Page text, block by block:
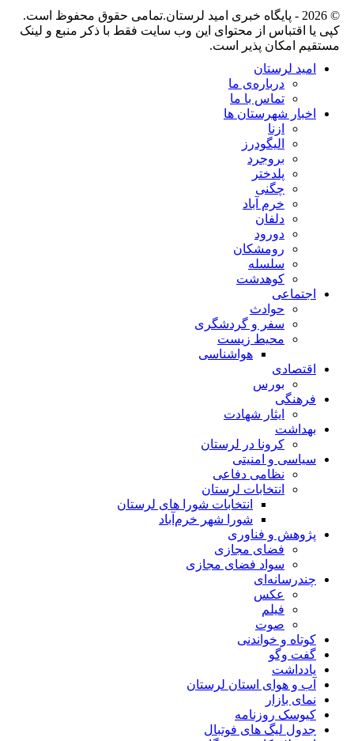
© 2026 - پایگاه خبری اميد لرستان.تمامی حقوق محفوظ است.
کپی یا اقتباس از محتوای این وب سایت فقط با ذکر منبع و لینک
مستقیم امکان پذیر است.
امید لرستان
درباره‌ی ما
تماس با ما
اخبار شهرستان ها
ازنا
الیگودرز
بروجرد
پلدختر
چگنی
خرم آباد
دلفان
دورود
رومشکان
سلسله
کوهدشت
اجتماعی
حوادث
سفر و گردشگری
محیط زیست
هواشناسی
اقتصادی
بورس
فرهنگی
ایثار شهادت
بهداشت
کرونا در لرستان
سیاسی و امنیتی
نظامی دفاعی
انتخابات لرستان
انتخابات شورا های لرستان
شورا شهر خرم‌آباد
پژوهش و فناوری
فضای مجازی
سواد فضای مجازی
چندرسانه‌ای
عكس
فیلم
صوت
کوتاه و خواندنی
گفت وگو
یادداشت
آب و هوای استان لرستان
نمای بازار
کیوسک روزنامه
جدول لیگ های فوتبال